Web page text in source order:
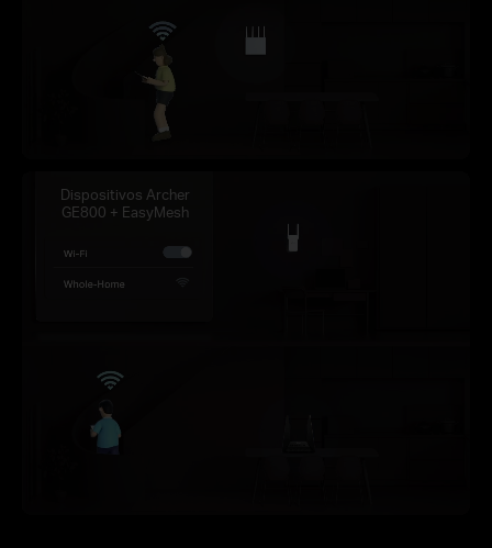
Dispositivos Archer
GE800 + EasyMesh